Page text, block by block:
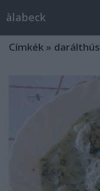
àlabeck
Címkék » darálthús